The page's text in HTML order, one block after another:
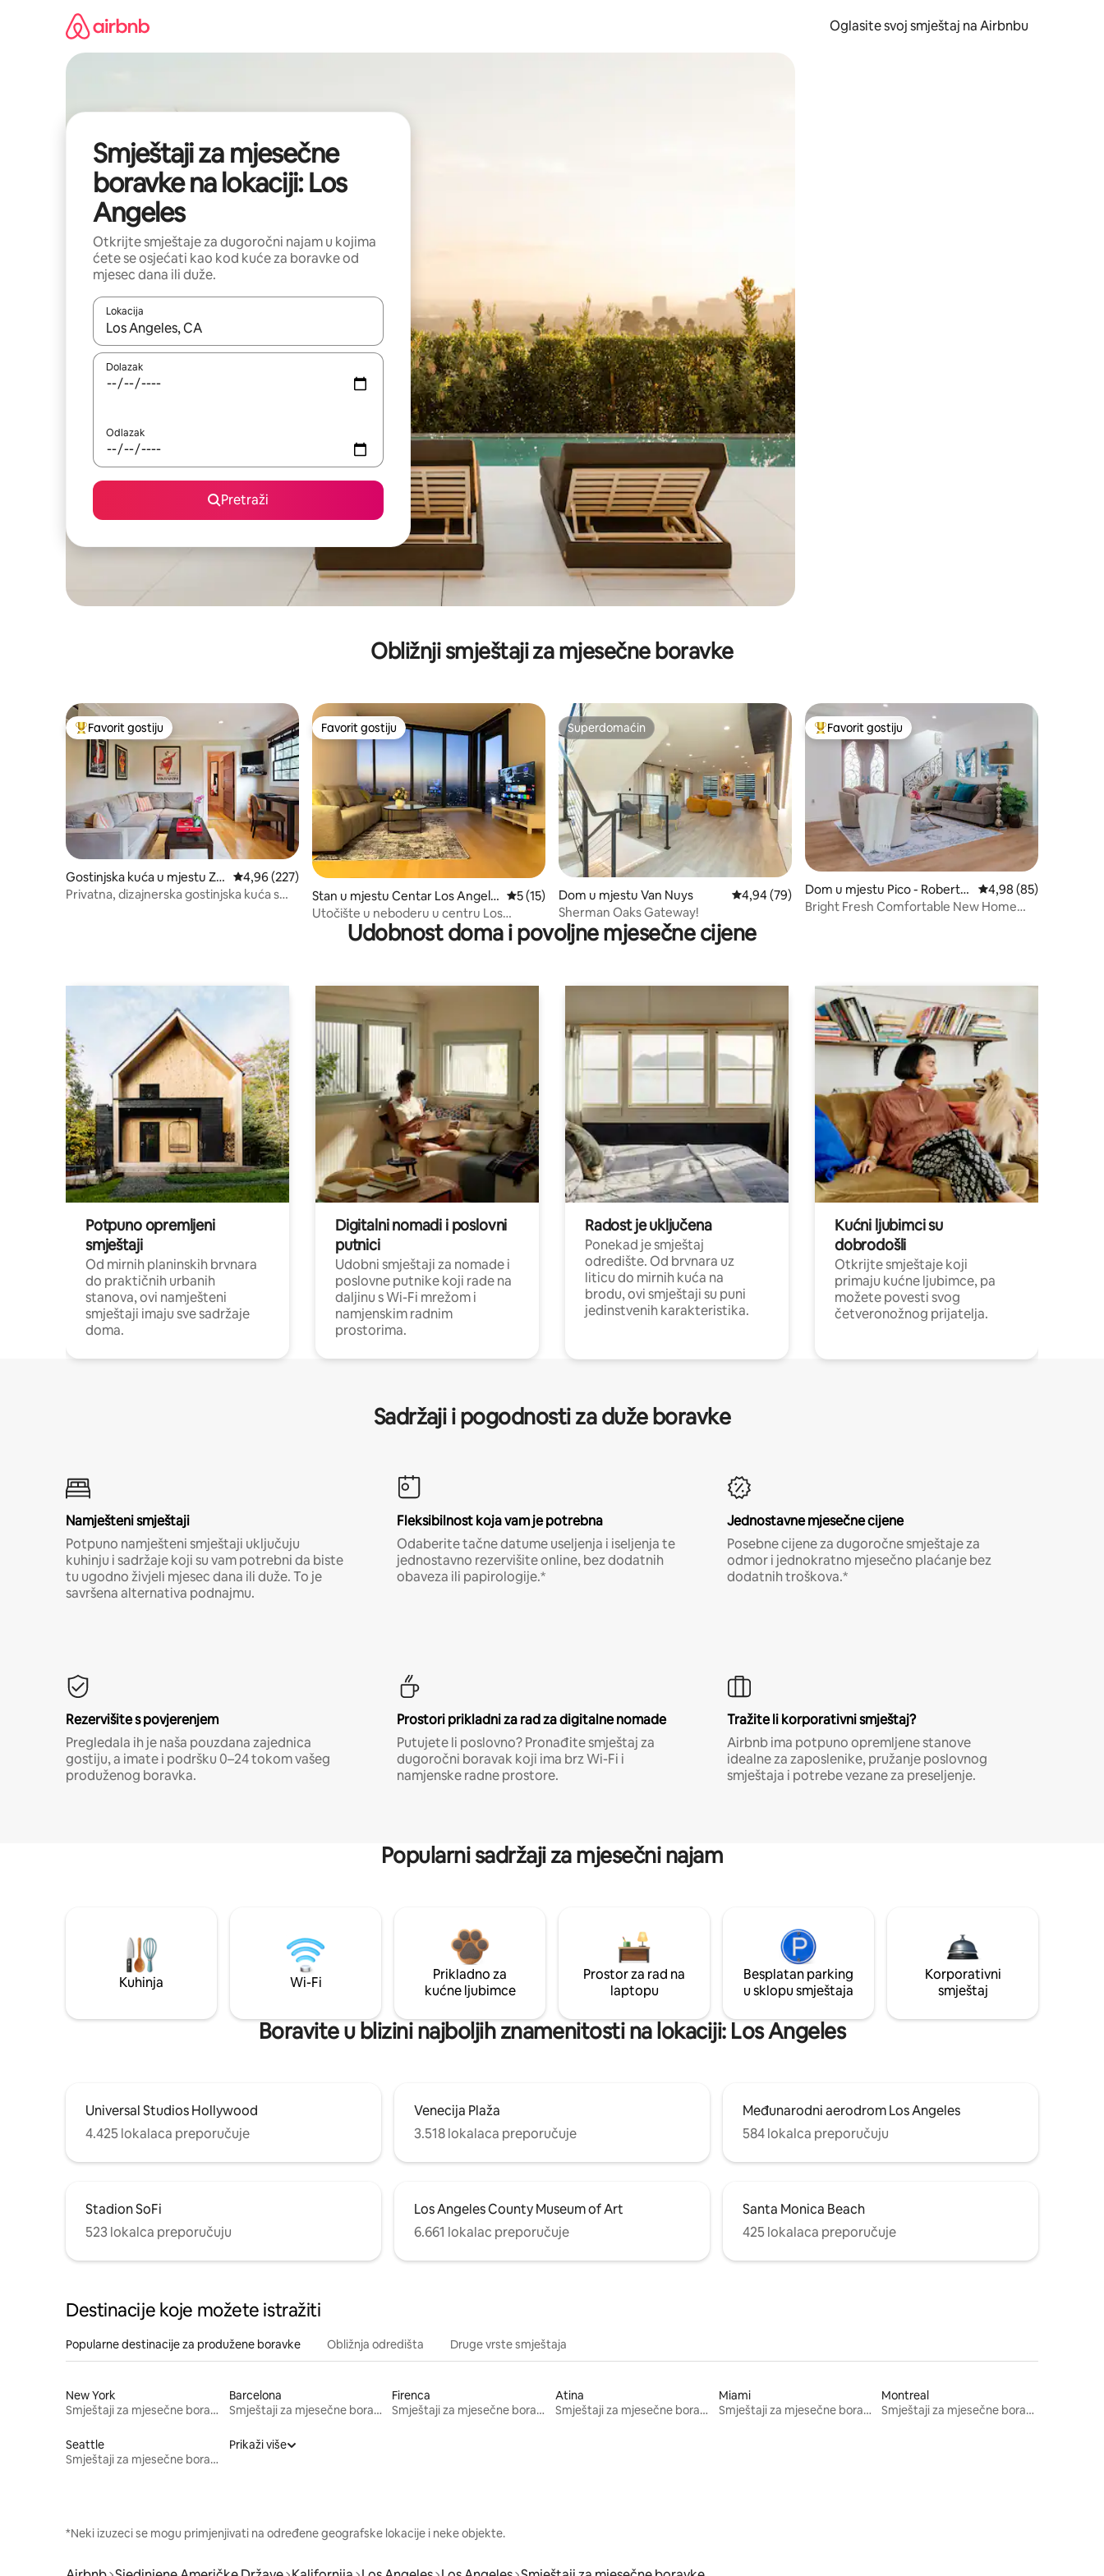
Oglasite svoj smještaj na Airbnbu
Smještaji za mjesečne
boravke na lokaciji: Los
Angeles
Otkrijte smještaje za dugoročni najam u kojima
ćete se osjećati kao kod kuće za boravke od
mjesec dana ili duže.
Lokacija
Kad rezultati budu dostupni, krećite se gore i dolje pomoću strelica ili ih pregledajte dodirom ili povlačenjem prsta.
Dolazak
Odlazak
Pretraži
Obližnji smještaji za mjesečne boravke
Glavni favorit gostiju
Favorit gostiju
Gostinjska kuća u mjestu Za
padni Holivud
Prosječna ocjena: 4,96 od 5, recenzija: 227
4,96 (227)
Privatna, dizajnerska gostinjska kuća s
Favorit gostiju
Favorit gostiju
Stan u mjestu Centar Los Angele
sa
Prosječna ocjena: 5 od 5, recenzija: 15
5 (15)
Utočište u neboderu u centru Los
Anđelesa s privatnim balkonom
Superdomaćin
Superdomaćin
Dom u mjestu Van Nuys Prosječna ocjena: 4,94 od 5, recenzija: 79
4,94 (79)
Sherman Oaks Gateway!
Glavni favorit gostiju
Favorit gostiju
Dom u mjestu Pico - Roberts
on
Prosječna ocjena:
4,98 (85)
Bright Fresh Comfortable New Home
Udobnost doma i povoljne mjesečne cijene
Potpuno opremljeni
smještaji
Od mirnih planinskih brvnara
do praktičnih urbanih
stanova, ovi namješteni
smještaji imaju sve sadržaje
doma.
Digitalni nomadi i poslovni
putnici
Udobni smještaji za nomade i
poslovne putnike koji rade na
daljinu s Wi-Fi mrežom i
namjenskim radnim
prostorima.
Radost je uključena
Ponekad je smještaj
odredište. Od brvnara uz
liticu do mirnih kuća na
brodu, ovi smještaji su puni
jedinstvenih karakteristika.
Kućni ljubimci su
dobrodošli
Otkrijte smještaje koji
primaju kućne ljubimce, pa
možete povesti svog
četveronožnog prijatelja.
Sadržaji i pogodnosti za duže boravke
Namješteni smještaji
Potpuno namješteni smještaji uključuju
kuhinju i sadržaje koji su vam potrebni da biste
tu ugodno živjeli mjesec dana ili duže. To je
savršena alternativa podnajmu.
Fleksibilnost koja vam je potrebna
Odaberite tačne datume useljenja i iseljenja te
jednostavno rezervišite online, bez dodatnih
obaveza ili papirologije.*
Jednostavne mjesečne cijene
Posebne cijene za dugoročne smještaje za
odmor i jednokratno mjesečno plaćanje bez
dodatnih troškova.*
Rezervišite s povjerenjem
Pregledala ih je naša pouzdana zajednica
gostiju, a imate i podršku 0–24 tokom vašeg
produženog boravka.
Prostori prikladni za rad za digitalne nomade
Putujete li poslovno? Pronađite smještaj za
dugoročni boravak koji ima brz Wi-Fi i
namjenske radne prostore.
Tražite li korporativni smještaj?
Airbnb ima potpuno opremljene stanove
idealne za zaposlenike, pružanje poslovnog
smještaja i potrebe vezane za preseljenje.
Popularni sadržaji za mjesečni najam
Kuhinja Wi-Fi
Prikladno za
kućne ljubimce
Prostor za rad na
laptopu
Besplatan parking
u sklopu smještaja
Korporativni
smještaj
Boravite u blizini najboljih znamenitosti na lokaciji: Los Angeles
Universal Studios Hollywood
4.425 lokalaca preporučuje
Venecija Plaža
3.518 lokalaca preporučuje
Međunarodni aerodrom Los Angeles
584 lokalca preporučuju
Stadion SoFi
523 lokalca preporučuju
Los Angeles County Museum of Art
6.661 lokalac preporučuje
Santa Monica Beach
425 lokalaca preporučuje
Destinacije koje možete istražiti
Popularne destinacije za produžene boravke Obližnja odredišta Druge vrste smještaja
New York
Smještaji za mjesečne boravke
Barcelona
Smještaji za mjesečne boravke
Firenca
Smještaji za mjesečne boravke
Atina
Smještaji za mjesečne boravke
Miami
Smještaji za mjesečne boravke
Montreal
Smještaji za mjesečne boravke
Seattle
Smještaji za mjesečne boravke
Prikaži više
*Neki izuzeci se mogu primjenjivati na određene geografske lokacije i neke objekte.